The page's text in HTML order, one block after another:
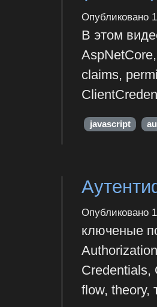
Опубликовано
В этом
claims,
javascript
Опубликовано
ключеные
Credentials,
flow, theory,